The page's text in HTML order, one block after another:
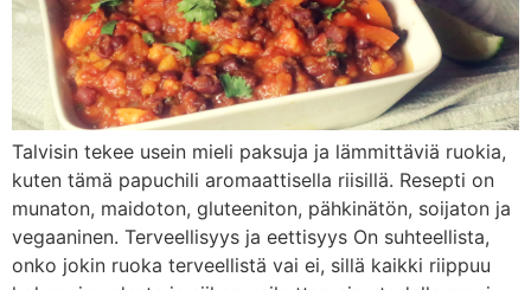
Talvisin tekee usein mieli paksuja ja lämmittäviä ruokia,
kuten tämä papuchili aromaattisella riisillä. Resepti on
munaton, maidoton, gluteeniton, pähkinätön, soijaton ja
vegaaninen. Terveellisyys ja eettisyys On suhteellista,
onko jokin ruoka terveellistä vai ei, sillä kaikki riippuu